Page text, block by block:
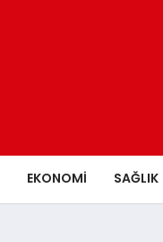
EKONOMI SAĞLIK